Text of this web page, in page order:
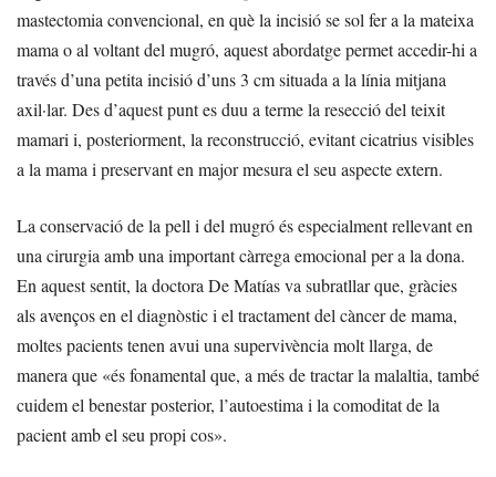
mastectomia convencional, en què la incisió se sol fer a la mateixa
mama o al voltant del mugró, aquest abordatge permet accedir-hi a
través d’una petita incisió d’uns 3 cm situada a la línia mitjana
axil·lar. Des d’aquest punt es duu a terme la resecció del teixit
mamari i, posteriorment, la reconstrucció, evitant cicatrius visibles
a la mama i preservant en major mesura el seu aspecte extern.
La conservació de la pell i del mugró és especialment rellevant en
una cirurgia amb una important càrrega emocional per a la dona.
En aquest sentit, la doctora De Matías va subratllar que, gràcies
als avenços en el diagnòstic i el tractament del càncer de mama,
moltes pacients tenen avui una supervivència molt llarga, de
manera que «és fonamental que, a més de tractar la malaltia, també
cuidem el benestar posterior, l’autoestima i la comoditat de la
pacient amb el seu propi cos».